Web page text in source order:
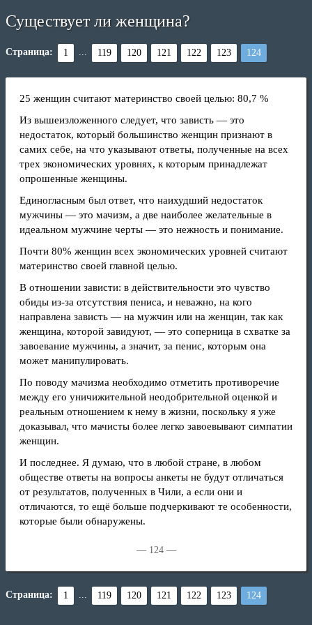
Существует ли женщина?
Страница: 1 ... 119 120 121 122 123 124
25 женщин считают материнство своей целью: 80,7 %
Из вышеизложенного следует, что зависть — это
недостаток, который большинство женщин признают в
самих себе, на что указывают ответы, полученные на всех
трех экономических уровнях, к которым принадлежат
опрошенные женщины.
Единогласным был ответ, что наихудший недостаток
мужчины — это мачизм, а две наиболее желательные в
идеальном мужчине черты — это нежность и понимание.
Почти 80% женщин всех экономических уровней считают
материнство своей главной целью.
В отношении зависти: в действительности это чувство
обиды из-за отсутствия пениса, и неважно, на кого
направлена зависть — на мужчин или на женщин, так как
женщина, которой завидуют, — это соперница в схватке за
завоевание мужчины, а значит, за пенис, которым она
может манипулировать.
По поводу мачизма необходимо отметить противоречие
между его уничижительной неодобрительной оценкой и
реальным отношением к нему в жизни, поскольку я уже
доказывал, что мачисты более легко завоевывают симпатии
женщин.
И последнее. Я думаю, что в любой стране, в любом
обществе ответы на вопросы анкеты не будут отличаться
от результатов, полученных в Чили, а если они и
отличаются, то ещё больше подчеркивают те особенности,
которые были обнаружены.
— 124 —
Страница: 1 ... 119 120 121 122 123 124